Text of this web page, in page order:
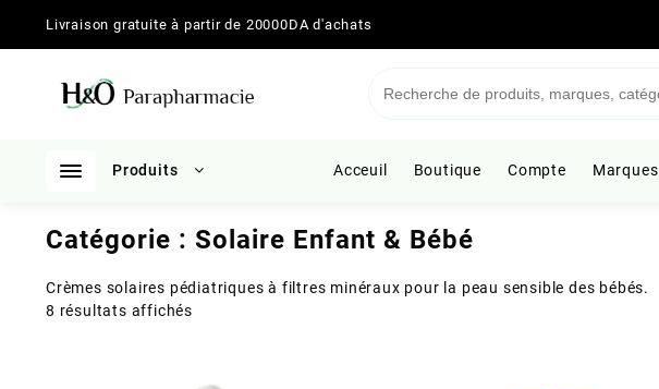
Livraison gratuite à partir de 20000DA d'achats
Produits Acceuil Boutique Compte Marques
Catégorie : Solaire Enfant & Bébé
Crèmes solaires pédiatriques à filtres minéraux pour la peau sensible des bébés.
8 résultats affichés